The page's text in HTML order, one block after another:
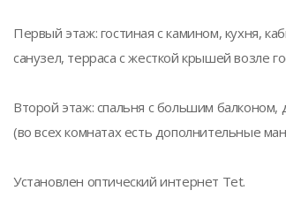
Первый этаж: гостиная с камином, кухня,
санузел, терраса с жесткой крышей возле
Второй этаж: спальня с большим
(во всех комнатах есть дополнительные
Установлен оптический интернет Tet.